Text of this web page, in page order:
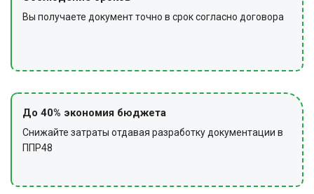
Вы получаете документ точно в срок согласно договора
До 40% экономия бюджета
Снижайте затраты отдавая разработку документации в
ППР48